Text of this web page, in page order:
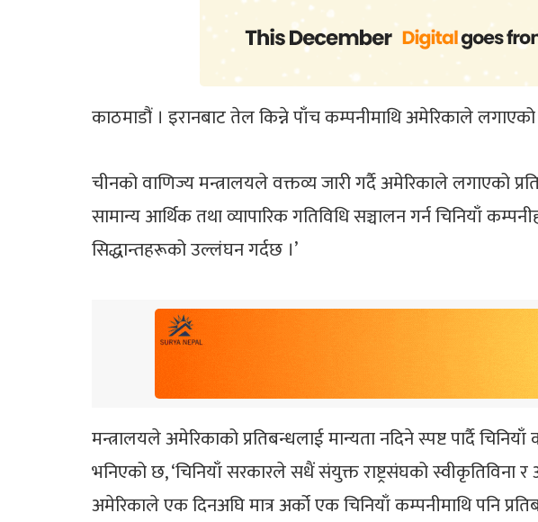
काठमाडौं । इरानबाट तेल किन्ने पाँच कम्पनीमाथि अमेरिकाले
चीनको वाणिज्य मन्त्रालयले वक्तव्य जारी गर्दै अमेरिकाले लगाएको
सामान्य आर्थिक तथा व्यापारिक गतिविधि सञ्चालन गर्न चिनियाँ
सिद्धान्तहरूको उल्लंघन गर्दछ ।’
मन्त्रालयले अमेरिकाको प्रतिबन्धलाई मान्यता नदिने स्पष्ट पार्दै
भनिएको छ, ‘चिनियाँ सरकारले सधैं संयुक्त राष्ट्रसंघको स्वीकृतिविना
अमेरिकाले एक दिनअघि मात्र अर्को एक चिनियाँ कम्पनीमाथि पनि